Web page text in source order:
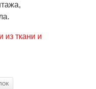
из ткани и